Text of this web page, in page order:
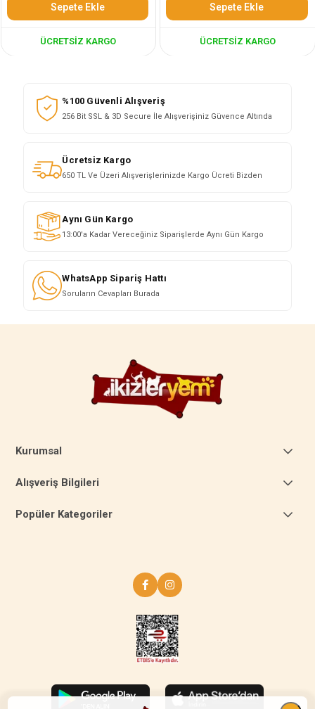
Sepete Ekle
ÜCRETSIZ KARGO
Sepete Ekle
ÜCRETSIZ KARGO
%100 Güvenli Alışveriş
256 Bit SSL & 3D Secure İle Alışverişiniz Güvence Altında
Ücretsiz Kargo
650 TL Ve Üzeri Alışverişlerinizde Kargo Ücreti Bizden
Aynı Gün Kargo
13:00'a Kadar Vereceğiniz Siparişlerde Aynı Gün Kargo
WhatsApp Sipariş Hattı
Soruların Cevapları Burada
Kurumsal
Alışveriş Bilgileri
Popüler Kategoriler